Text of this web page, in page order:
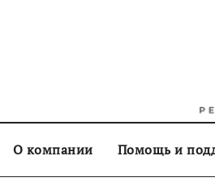
О компании Помощь и